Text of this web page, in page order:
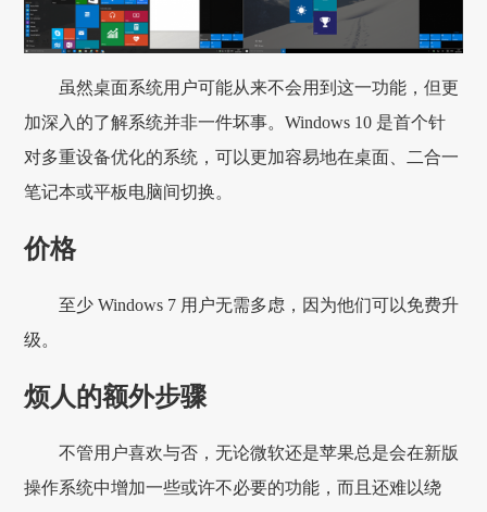
虽然桌面系统用户可能从来不会用到这一功能，但更
加深入的了解系统并非一件坏事。Windows 10 是首个针
对多重设备优化的系统，可以更加容易地在桌面、二合一
笔记本或平板电脑间切换。
价格
至少 Windows 7 用户无需多虑，因为他们可以免费升
级。
烦人的额外步骤
不管用户喜欢与否，无论微软还是苹果总是会在新版
操作系统中增加一些或许不必要的功能，而且还难以绕